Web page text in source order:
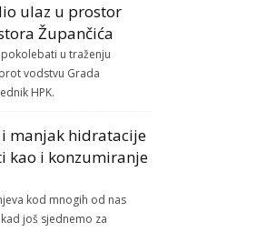
ulaz u prostor
Župančića
u traženju
vodstvu Grada
HPK.
manjak hidratacije
kao i konzumiranje
kod mnogih od nas
još sjednemo za